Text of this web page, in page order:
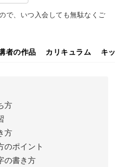
で、いつ入会しても無駄なくご
者の作品 カリキュラム キ
方
方
のポイント
の書き方